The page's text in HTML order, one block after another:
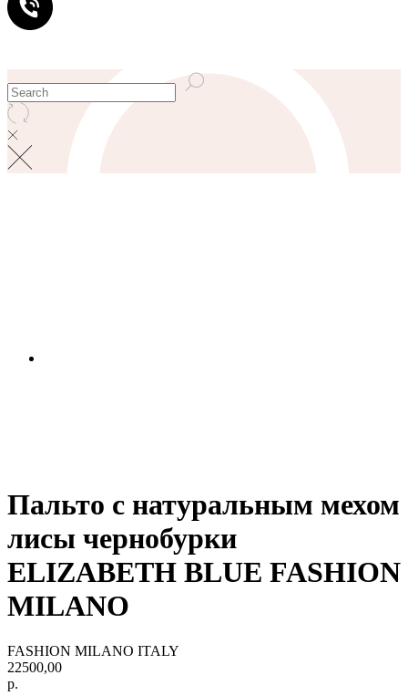
Пальто с натуральным мехом
лисы чернобурки
ELIZABETH BLUE FASHION
MILANO
FASHION MILANO ITALY
22500,00
р.